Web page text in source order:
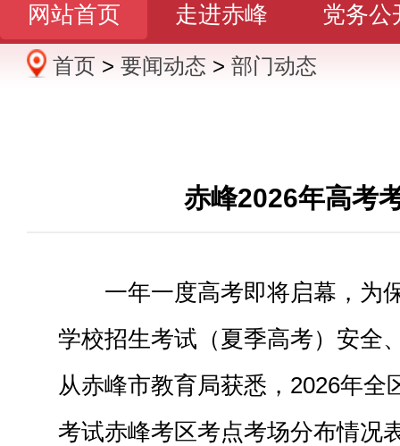
网站首页 走进赤峰 党务公
办事服务 政民互动
首页 > 要闻动态 > 部门动态
赤峰2026年高考
一年一度高考即将启幕，为
学校招生考试（夏季高考）安全
从赤峰市教育局获悉，2026年全
考试赤峰考区考点考场分布情况